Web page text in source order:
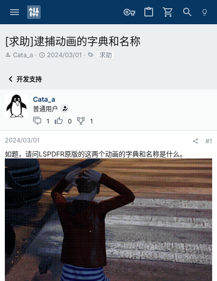
[求助]逮捕动画的字典和名称
主
起
Cata_a
开
2024/03/01
标求助
开发支持
Cata_a
普通用户
1
0 1
2024/03/01 #1
如题，请问LSPDFR原版的这两个动画的字典和名称是什么。